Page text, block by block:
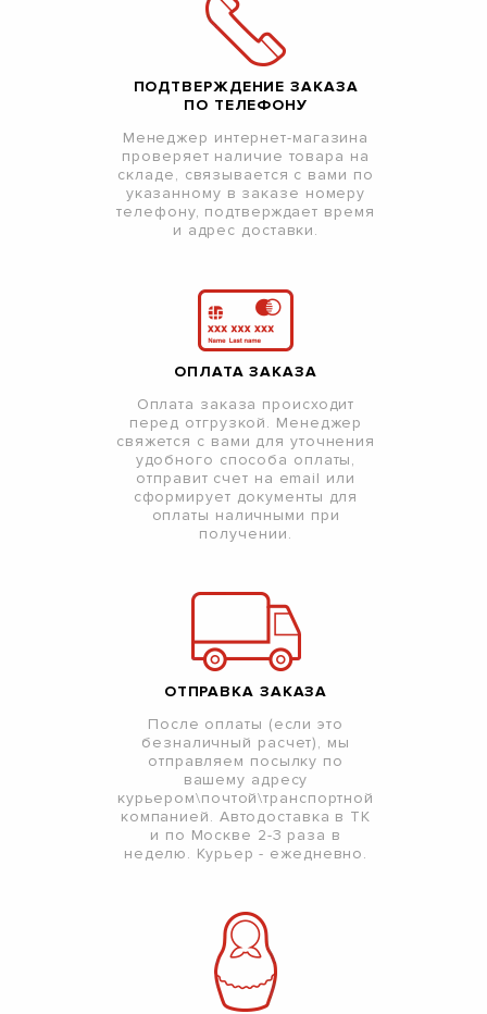
ПОДТВЕРЖДЕНИЕ ЗАКАЗА
ПО ТЕЛЕФОНУ
Менеджер интернет-магазина
проверяет наличие товара на
складе, связывается с вами по
указанному в заказе номеру
телефону, подтверждает время
и адрес доставки.
ОПЛАТА ЗАКАЗА
Оплата заказа происходит
перед отгрузкой. Менеджер
свяжется с вами для уточнения
удобного способа оплаты,
отправит счет на email или
сформирует документы для
оплаты наличными при
получении.
ОТПРАВКА ЗАКАЗА
После оплаты (если это
безналичный расчет), мы
отправляем посылку по
вашему адресу
курьером\почтой\транспортной
компанией. Автодоставка в ТК
и по Москве 2-3 раза в
неделю. Курьер - ежедневно.